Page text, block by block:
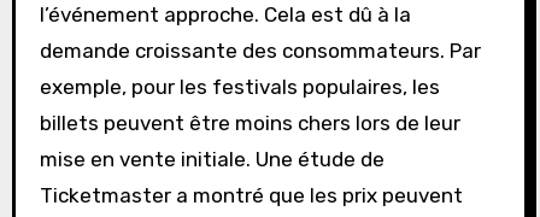
l’événement approche. Cela est dû à la
demande croissante des consommateurs. Par
exemple, pour les festivals populaires, les
billets peuvent être moins chers lors de leur
mise en vente initiale. Une étude de
Ticketmaster a montré que les prix peuvent